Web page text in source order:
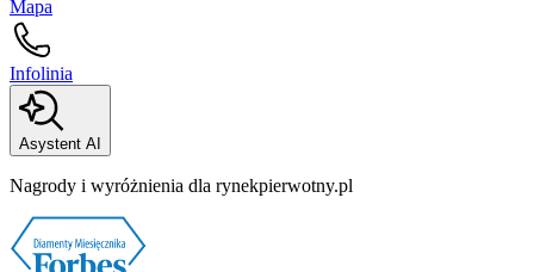
Mapa
Infolinia
Asystent AI
Nagrody i wyróżnienia dla rynekpierwotny.pl